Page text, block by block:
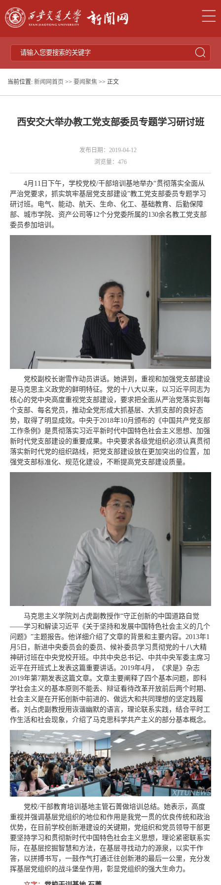
当前位置: 新闻网首页 >> 要闻聚焦 >> 正文
西安交大举办教工党支部委员专题学习研讨班
发布日期：2019-04-12
浏览量： 476
4月11日下午，学校党校/干部培训基地举办“贯彻落实全面从
严治党要求，抓实筑牢基层党支部建设”教工党支部委员专题学习
研讨班。电气、能动、航天、生命、化工、基础教育、后勤保障
部、城市学院、资产公司等12个分党委所属的130余名教工党支部
委员参加培训。
党校副校长谢雪作动员讲话。她讲到，重视和加强党支部建设
是马克思主义政党的鲜明特征。党的十八大以来，以习近平同志为
核心的党中央高度重视党支部建设，要求把全面从严治党落实到每
个支部、每名党员，推动全党形成大抓基层、大抓支部的良好态
势，取得了明显成效。中央于2018年10月颁布的《中国共产党支部
工作条例》是贯彻落实习近平新时代中国特色社会主义思想、加强
新时代党支部建设的重要成果。中央要求各级党组织必须认真贯彻
落实新时代党的组织路线，把党支部建设放在更加突出的位置，加
强党支部标准化、规范化建设，不断提高党支部建设质量。
马克思主义学院刘占虎副教授作“守正创新的中国道路自觉
——学习和解读习近平《关于坚持和发展中国特色社会主义的几个
问题》”主题报告。他详细介绍了文章的背景和主要内容。2013年1
月5日，新进中央委员会的委员、候补委员学习贯彻党的十八大精
神研讨班在中央党校开班。中共中央总书记、中共中央军委主席习
近平在开班式上发表这篇重要讲话。2019年4月，《求是》杂志
2019年第7期发表这篇文章。文章主要阐释了四个基本问题，即科
学社会主义的基本原则不能丢、辩证看待改革开放前后两个时期、
社会主义是在开拓创新中前进的、做远大和共同理想的坚定践履
者。刘占虎副教授用诙谐幽默的语言，理论联系实践，结合平时工
作生活和社会现象，介绍了马克思科学共产主义的部分基本概念。
党校/干部教育培训基地主管石菁做培训总结。她表示，高度
重视并强调基层党组织的地位和作用是我党一贯的优良传统和政治
优势，在目前学校创新港建设的关键期，党组织和党员领导干部更
要坚持学习和贯彻新时代中国特色社会主义思想，理论紧密联系实
际，在基层挖掘智慧和方法，在基层寻找动力的源泉，以实干作
答，以拼搏书写，一鼓作气打通迁往创新港的最后一公里，充分发
挥基层党组织的战斗堡垒作用，彰显党组织的强大生命力。